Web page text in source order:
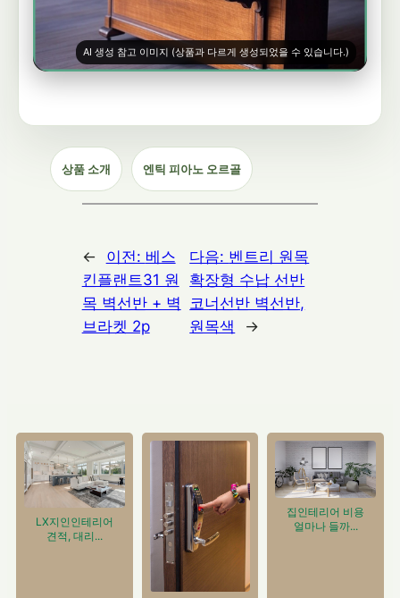
AI 생성 참고 이미지 (상품과 다르게 생성되었을 수 있습니다.)
상품 소개 엔틱 피아노 오르골
← 이전: 베스
킨플랜트31 원
목 벽선반 + 벽
브라켓 2p
다음: 벤트리 원목
확장형 수납 선반
코너선반 벽선반,
원목색
→
LX지인인테리어
견적, 대리...
집인테리어 비용
얼마나 들까...